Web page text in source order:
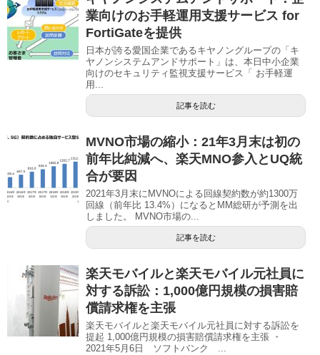
業向けのお手軽運用支援サービス for
FortiGateを提供
日本が誇る愛国企業であるキヤノングループの「キ
ヤノンシステムアンドサポート」は、本日中小企業
向けのセキュリティ監視支援サービス「 お手軽運
用...
記事を読む
MVNO市場の縮小：21年3月末は初の
前年比純減へ、楽天MNO参入とUQ統
合が要因
2021年3月末にMVNOによる回線契約数が約1300万
回線（前年比 13.4%）になるとMM総研が予測を出
しました。 MVNO市場の...
記事を読む
楽天モバイルと楽天モバイル元社員に
対する訴訟：1,000億円規模の損害賠
償請求権を主張
楽天モバイルと楽天モバイル元社員に対する訴訟を
提起 1,000億円規模の損害賠償請求権を主張 ・
2021年5月6日 ソフトバンク ...